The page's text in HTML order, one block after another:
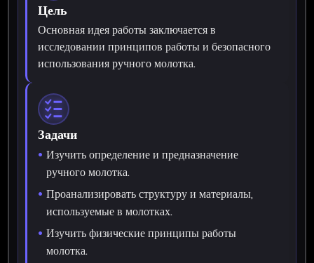
Цель
Основная идея работы заключается в
исследовании принципов работы и безопасного
использования ручного молотка.
Задачи
Изучить определение и предназначение
ручного молотка.
Проанализировать структуру и материалы,
используемые в молотках.
Изучить физические принципы работы
молотка.